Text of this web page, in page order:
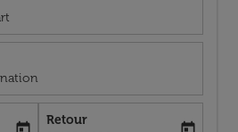
Retour